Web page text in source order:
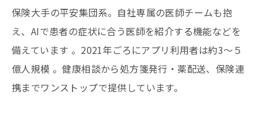
保険大手の平安集団系。自社専属の医師チームも抱
え、AIで患者の症状に合う医師を紹介する機能などを
備えています 。2021年ごろにアプリ利用者は約3〜５
億人規模 。健康相談から処方箋発行・薬配送、保険連
携までワンストップで提供しています。